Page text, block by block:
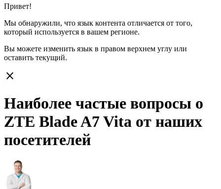
Привет!
Мы обнаружили, что язык контента отличается от того,
который используется в вашем регионе.
Вы можете изменить язык в правом верхнем углу или
оставить текущий.
close
Наиболее частые вопросы о
ZTE Blade A7 Vita от наших
посетителей